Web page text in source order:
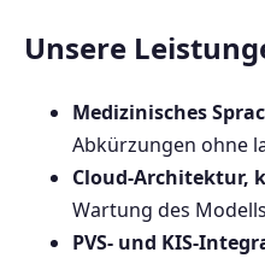
Unsere
Medizinisches
Abkürzungen ohne
Cloud-Architektur,
Wartung des
PVS- und KIS-